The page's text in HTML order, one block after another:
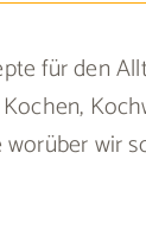
für den
wir